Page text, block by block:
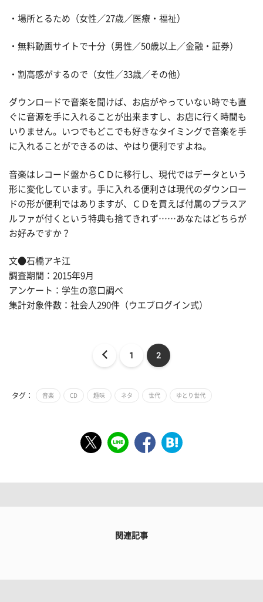
・場所とるため（女性／27歳／医療・福祉）
・無料動画サイトで十分（男性／50歳以上／金融・証券）
・割高感がするので（女性／33歳／その他）
ダウンロードで音楽を聞けば、お店がやっていない時でも直
ぐに音源を手に入れることが出来ますし、お店に行く時間も
いりません。いつでもどこでも好きなタイミングで音楽を手
に入れることができるのは、やはり便利ですよね。
音楽はレコード盤からＣＤに移行し、現代ではデータという
形に変化しています。手に入れる便利さは現代のダウンロー
ドの形が便利ではありますが、ＣＤを買えば付属のプラスア
ルファが付くという特典も捨てきれず……あなたはどちらが
お好みですか？
文●石橋アキ江
調査期間：2015年9月
アンケート：学生の窓口調べ
集計対象件数：社会人290件（ウエブログイン式）
1 2
タグ： 音楽 CD 趣味 ネタ 世代 ゆとり世代
関連記事